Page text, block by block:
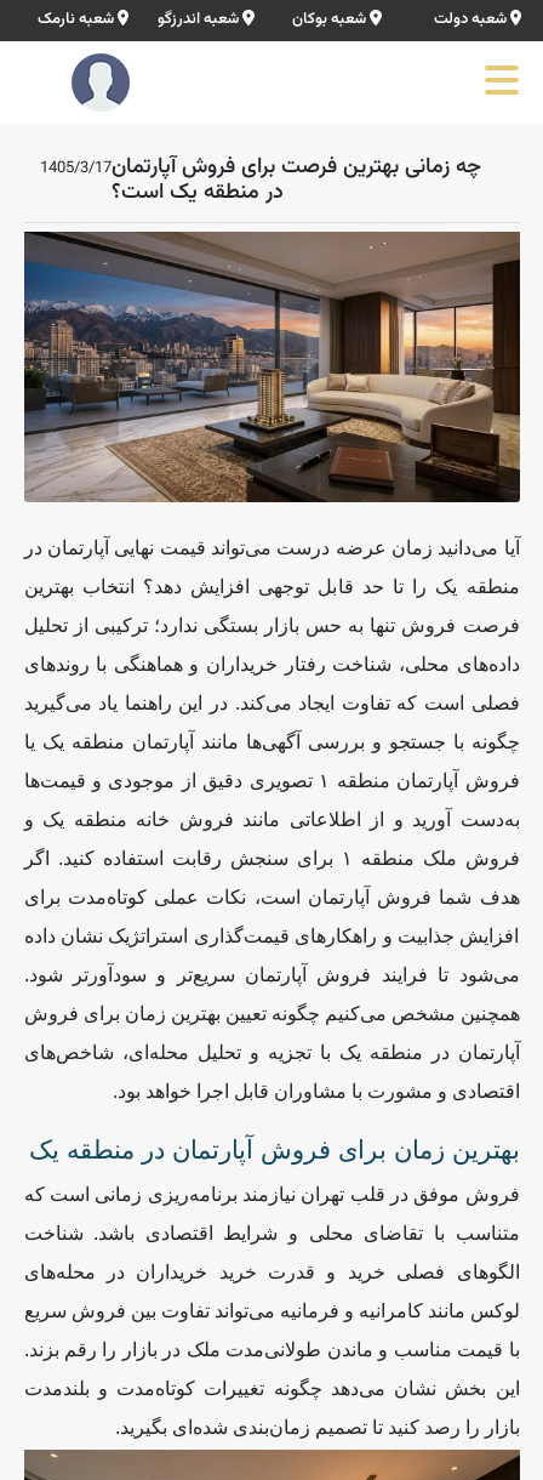
شعبه دولت شعبه بوکان شعبه اندرزگو شعبه نارمک
چه زمانی بهترین فرصت برای فروش آپارتمان
در منطقه یک است؟
1405/3/17
آیا می‌دانید زمان عرضه درست می‌تواند قیمت نهایی آپارتمان در
منطقه یک را تا حد قابل توجهی افزایش دهد؟ انتخاب بهترین
فرصت فروش تنها به حس بازار بستگی ندارد؛ ترکیبی از تحلیل
داده‌های محلی، شناخت رفتار خریداران و هماهنگی با روندهای
فصلی است که تفاوت ایجاد می‌کند. در این راهنما یاد می‌گیرید
چگونه با جستجو و بررسی آگهی‌ها مانند آپارتمان منطقه یک یا
فروش آپارتمان منطقه ۱ تصویری دقیق از موجودی و قیمت‌ها
به‌دست آورید و از اطلاعاتی مانند فروش خانه منطقه یک و
فروش ملک منطقه
۱ برای سنجش رقابت استفاده کنید. اگر
هدف شما فروش آپارتمان است، نکات عملی کوتاه‌مدت برای
افزایش جذابیت و راهکارهای قیمت‌گذاری استراتژیک نشان داده
می‌شود تا فرایند فروش آپارتمان سریع‌تر و سودآورتر شود.
همچنین مشخص می‌کنیم چگونه تعیین بهترین زمان برای فروش
آپارتمان در منطقه یک با تجزیه و تحلیل محله‌ای، شاخص‌های
اقتصادی و مشورت با مشاوران قابل اجرا خواهد بود.
بهترین زمان برای فروش آپارتمان در منطقه یک
فروش موفق در قلب تهران نیازمند برنامه‌ریزی زمانی است که
متناسب با تقاضای محلی و شرایط اقتصادی باشد. شناخت
الگوهای فصلی خرید و قدرت خرید خریداران در محله‌های
لوکس مانند کامرانیه و فرمانیه می‌تواند تفاوت بین فروش سریع
با قیمت مناسب و ماندن طولانی‌مدت ملک در بازار را رقم بزند.
این بخش نشان می‌دهد چگونه تغییرات کوتاه‌مدت و بلندمدت
بازار را رصد کنید تا تصمیم زمان‌بندی ‌شده‌ای بگیرید.